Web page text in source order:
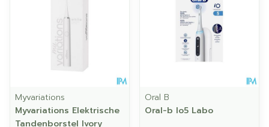
Myvariations
Myvariations Elektrische
Tandenborstel Ivory
Oral B
Oral-b Io5 Labo